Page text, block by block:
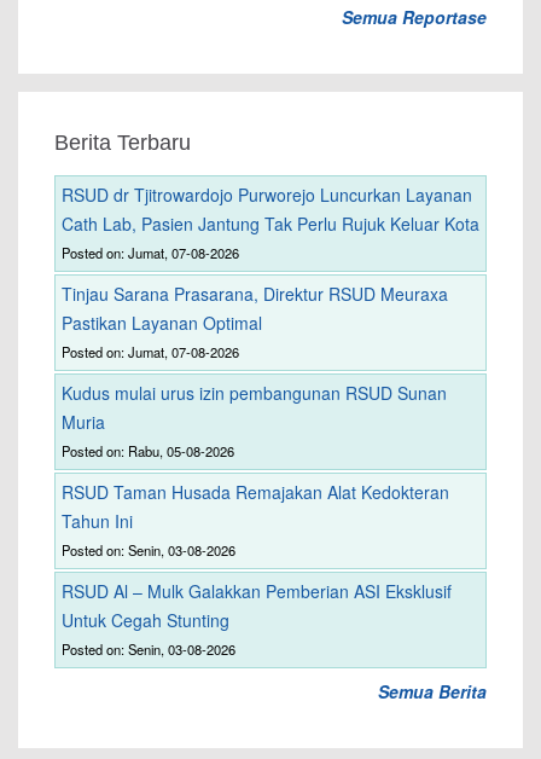
Semua Reportase
Berita Terbaru
RSUD dr Tjitrowardojo Purworejo Luncurkan Layanan
Cath Lab, Pasien Jantung Tak Perlu Rujuk Keluar Kota
Posted on: Jumat, 07-08-2026
Tinjau Sarana Prasarana, Direktur RSUD Meuraxa
Pastikan Layanan Optimal
Posted on: Jumat, 07-08-2026
Kudus mulai urus izin pembangunan RSUD Sunan
Muria
Posted on: Rabu, 05-08-2026
RSUD Taman Husada Remajakan Alat Kedokteran
Tahun Ini
Posted on: Senin, 03-08-2026
RSUD Al – Mulk Galakkan Pemberian ASI Eksklusif
Untuk Cegah Stunting
Posted on: Senin, 03-08-2026
Semua Berita